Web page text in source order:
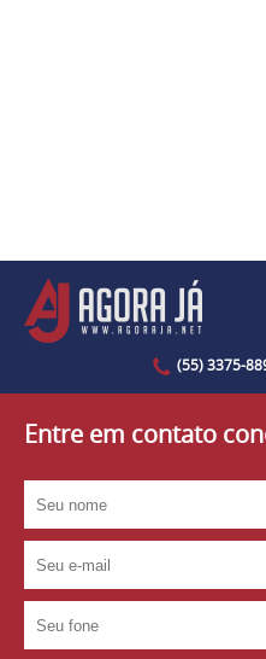
(55) 3375-
Entre em contato